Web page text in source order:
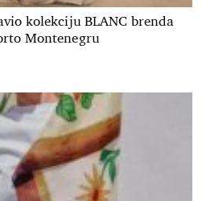
kolekciju BLANC brenda
Montenegru